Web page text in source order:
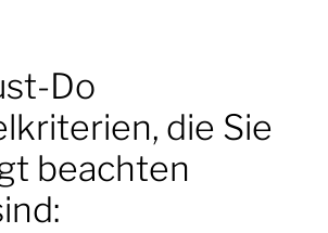
Do
die Sie
beachten